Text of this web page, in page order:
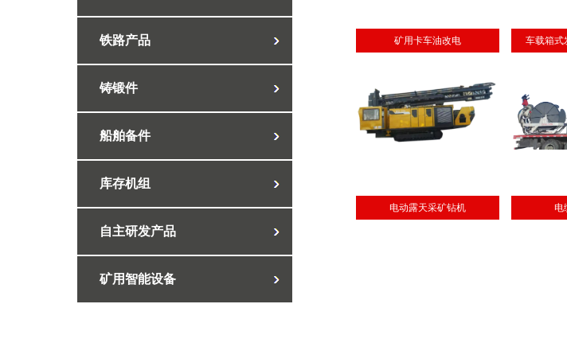
铁路产品
铸锻件
船舶备件
库存机组
自主研发产品
矿用智能设备
矿用卡车油改电 车载箱式
电动露天采矿钻机 电